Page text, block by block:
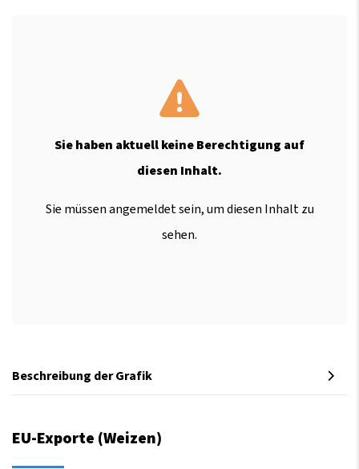
Sie haben aktuell keine Berechtigung auf
diesen Inhalt.
Sie müssen angemeldet sein, um diesen Inhalt zu
sehen.
Beschreibung der Grafik
EU-Exporte (Weizen)